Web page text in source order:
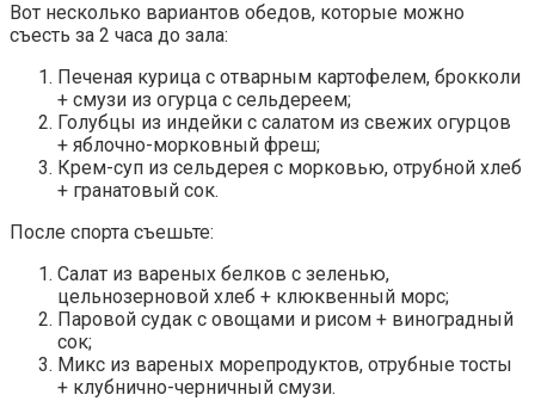
Вот несколько вариантов обедов, которые можно
съесть за 2 часа до зала:
Печеная курица с отварным картофелем, брокколи
+ смузи из огурца с сельдереем;
Голубцы из индейки с салатом из свежих огурцов
+ яблочно-морковный фреш;
Крем-суп из сельдерея с морковью, отрубной хлеб
+ гранатовый сок.
После спорта съешьте:
Салат из вареных белков с зеленью,
цельнозерновой хлеб + клюквенный морс;
Паровой судак с овощами и рисом + виноградный
сок;
Микс из вареных морепродуктов, отрубные тосты
+ клубнично-черничный смузи.